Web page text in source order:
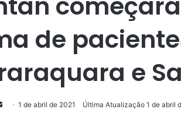
de
e
Mande1 de abril de 2021 Última Atualização 1 de abril